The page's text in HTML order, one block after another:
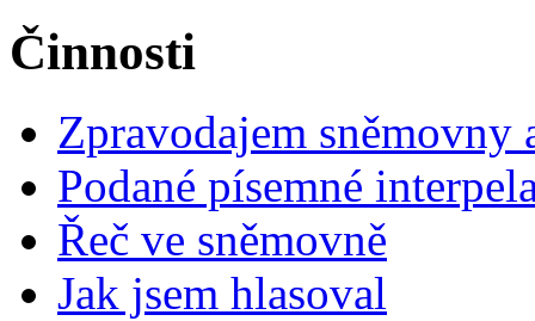
Činnosti
Zpravodajem
Podané písemné
Řeč ve sněmovně
Jak jsem hlasoval